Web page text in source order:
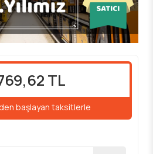
TL
başlayan taksitlerle